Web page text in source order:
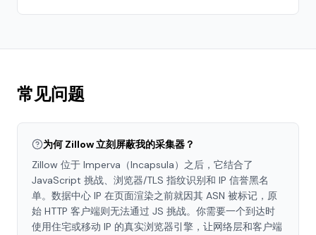
常见问题
为何 Zillow 立刻屏蔽我的采集器？
Zillow 位于 Imperva（Incapsula）之后，它结合了
JavaScript 挑战、浏览器/TLS 指纹识别和 IP 信誉黑名
单。数据中心 IP 在页面渲染之前就因其 ASN 被标记，原
始 HTTP 客户端则无法通过 JS 挑战。你需要一个到达时
使用住宅或移动 IP 的真实浏览器引擎，让网络层和客户端